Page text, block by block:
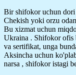
Bir shifokor uchun dori
Chekish yoki orzu
Bu xizmat uchun
Ukraina . Shifokor ofis
va sertifikat, unga
Aksincha uchun
narsa , shifokor istagi